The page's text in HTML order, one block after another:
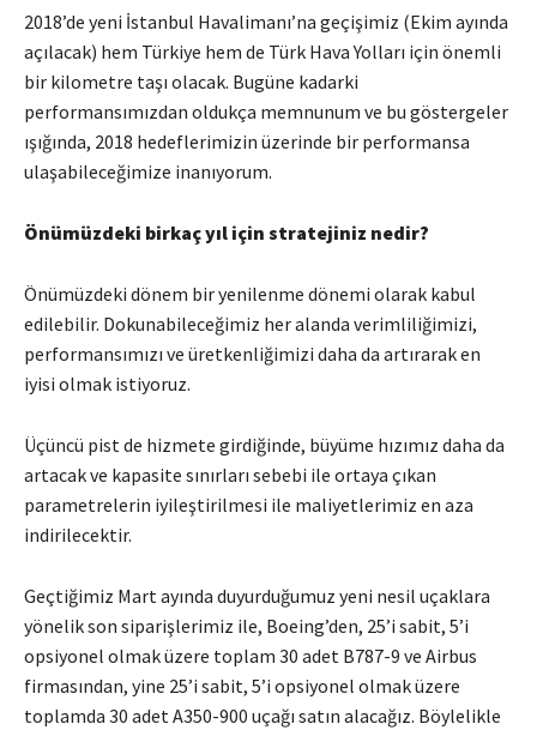
2018’de yeni İstanbul Havalimanı’na geçişimiz (Ekim ayında
açılacak) hem Türkiye hem de Türk Hava Yolları için önemli
bir kilometre taşı olacak. Bugüne kadarki
performansımızdan oldukça memnunum ve bu göstergeler
ışığında, 2018 hedeflerimizin üzerinde bir performansa
ulaşabileceğimize inanıyorum.
Önümüzdeki birkaç yıl için stratejiniz nedir?
Önümüzdeki dönem bir yenilenme dönemi olarak kabul
edilebilir. Dokunabileceğimiz her alanda verimliliğimizi,
performansımızı ve üretkenliğimizi daha da artırarak en
iyisi olmak istiyoruz.
Üçüncü pist de hizmete girdiğinde, büyüme hızımız daha da
artacak ve kapasite sınırları sebebi ile ortaya çıkan
parametrelerin iyileştirilmesi ile maliyetlerimiz en aza
indirilecektir.
Geçtiğimiz Mart ayında duyurduğumuz yeni nesil uçaklara
yönelik son siparişlerimiz ile, Boeing’den, 25’i sabit, 5’i
opsiyonel olmak üzere toplam 30 adet B787-9 ve Airbus
firmasından, yine 25’i sabit, 5’i opsiyonel olmak üzere
toplamda 30 adet A350-900 uçağı satın alacağız. Böylelikle